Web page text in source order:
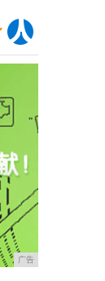
广告